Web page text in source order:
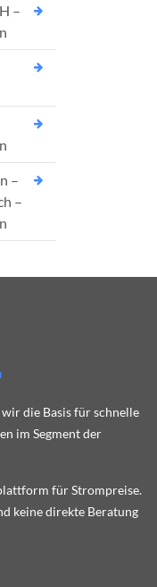
–
–
–
die Basis für schnelle
im Segment der
für Strompreise.
keine direkte Beratung